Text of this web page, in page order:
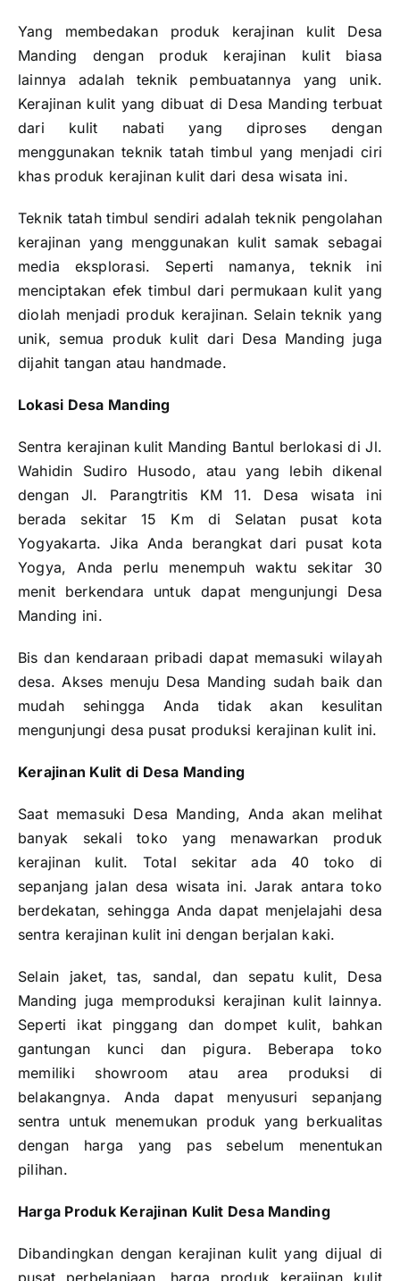
Yang membedakan produk kerajinan kulit Desa
Manding dengan produk kerajinan kulit biasa
lainnya adalah teknik pembuatannya yang unik.
Kerajinan kulit yang dibuat di Desa Manding terbuat
dari kulit nabati yang diproses dengan
menggunakan teknik tatah timbul yang menjadi ciri
khas produk kerajinan kulit dari desa wisata ini.
Teknik tatah timbul sendiri adalah teknik pengolahan
kerajinan yang menggunakan kulit samak sebagai
media eksplorasi. Seperti namanya, teknik ini
menciptakan efek timbul dari permukaan kulit yang
diolah menjadi produk kerajinan. Selain teknik yang
unik, semua produk kulit dari Desa Manding juga
dijahit tangan atau handmade.
Lokasi Desa Manding
Sentra kerajinan kulit Manding Bantul berlokasi di Jl.
Wahidin Sudiro Husodo, atau yang lebih dikenal
dengan Jl. Parangtritis KM 11. Desa wisata ini
berada sekitar 15 Km di Selatan pusat kota
Yogyakarta. Jika Anda berangkat dari pusat kota
Yogya, Anda perlu menempuh waktu sekitar 30
menit berkendara untuk dapat mengunjungi Desa
Manding ini.
Bis dan kendaraan pribadi dapat memasuki wilayah
desa. Akses menuju Desa Manding sudah baik dan
mudah sehingga Anda tidak akan kesulitan
mengunjungi desa pusat produksi kerajinan kulit ini.
Kerajinan Kulit di Desa Manding
Saat memasuki Desa Manding, Anda akan melihat
banyak sekali toko yang menawarkan produk
kerajinan kulit. Total sekitar ada 40 toko di
sepanjang jalan desa wisata ini. Jarak antara toko
berdekatan, sehingga Anda dapat menjelajahi desa
sentra kerajinan kulit ini dengan berjalan kaki.
Selain jaket, tas, sandal, dan sepatu kulit, Desa
Manding juga memproduksi kerajinan kulit lainnya.
Seperti ikat pinggang dan dompet kulit, bahkan
gantungan kunci dan pigura. Beberapa toko
memiliki showroom atau area produksi di
belakangnya. Anda dapat menyusuri sepanjang
sentra untuk menemukan produk yang berkualitas
dengan harga yang pas sebelum menentukan
pilihan.
Harga Produk Kerajinan Kulit Desa Manding
Dibandingkan dengan kerajinan kulit yang dijual di